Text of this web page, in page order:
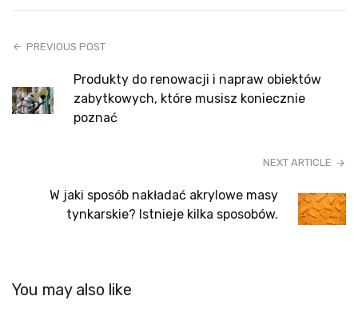
PREVIOUS POST
Produkty do renowacji i napraw obiektów
zabytkowych, które musisz koniecznie
poznać
NEXT ARTICLE
W jaki sposób nakładać akrylowe masy
tynkarskie? Istnieje kilka sposobów.
You may also like